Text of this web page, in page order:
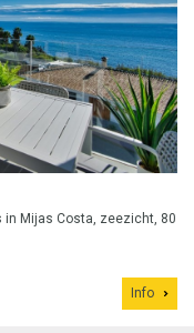
in Mijas Costa, zeezicht, 80
Info